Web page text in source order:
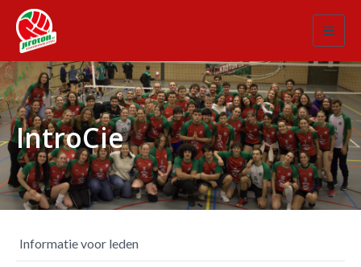
IntroCie
Informatie voor leden